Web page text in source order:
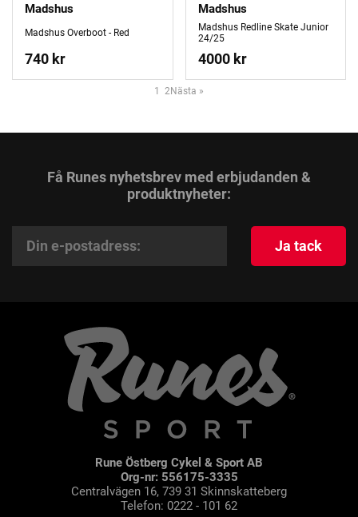
Madshus
Madshus Overboot - Red
740 kr
Madshus
Madshus Redline Skate Junior
24/25
4000 kr
1 2Nästa »
Få Runes nyhetsbrev med erbjudanden &
produktnyheter:
Ja tack
Rune Östberg Cykel & Sport AB
Org-nr: 556175-3335
Centralvägen 16, 739 31 Skinnskatteberg
Telefon: 0222 - 101 62